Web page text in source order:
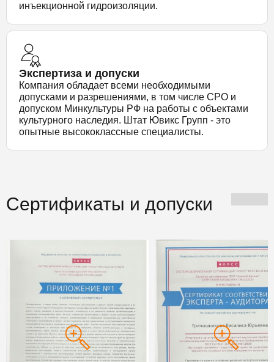
инъекционной гидроизоляции.
Экспертиза и допуски
Компания обладает всеми необходимыми
допусками и разрешениями, в том числе СРО и
допуском Минкультуры РФ на работы с объектами
культурного наследия. Штат Ювикс Групп - это
опытные высококлассные специалисты.
Сертификаты и допуски